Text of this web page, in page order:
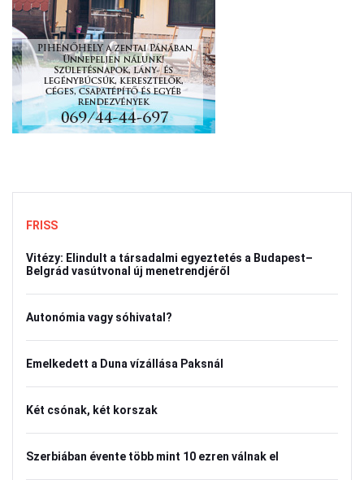
FRISS
Vitézy: Elindult a társadalmi egyeztetés a Budapest–
Belgrád vasútvonal új menetrendjéről
Autonómia vagy sóhivatal?
Emelkedett a Duna vízállása Paksnál
Két csónak, két korszak
Szerbiában évente több mint 10 ezren válnak el